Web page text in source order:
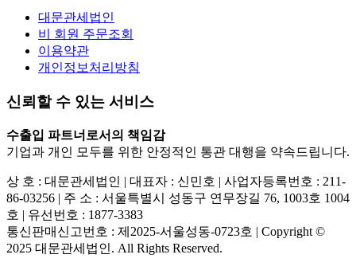
대문관세법인
비 회원 주문조회
이용약관
개인정보처리방침
신뢰할 수 있는 서비스
수출입 파트너로서의 책임감
기업과 개인 모두를 위한 안정적인 통관 대행을 약속드립니다.
상 호 : 대문관세법인 | 대표자 : 신민호 | 사업자등록번호 : 211-
86-03256 | 주 소 : 서울특별시 성동구 연무장길 76, 1003호 1004
호 | 유선번호 : 1877-3383
통신판매신고번호 : 제2025-서울성동-0723호 | Copyright ©
2025 대문관세법인. All Rights Reserved.